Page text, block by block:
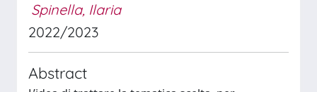
Spinella, Ilaria
2022/2023
Abstract